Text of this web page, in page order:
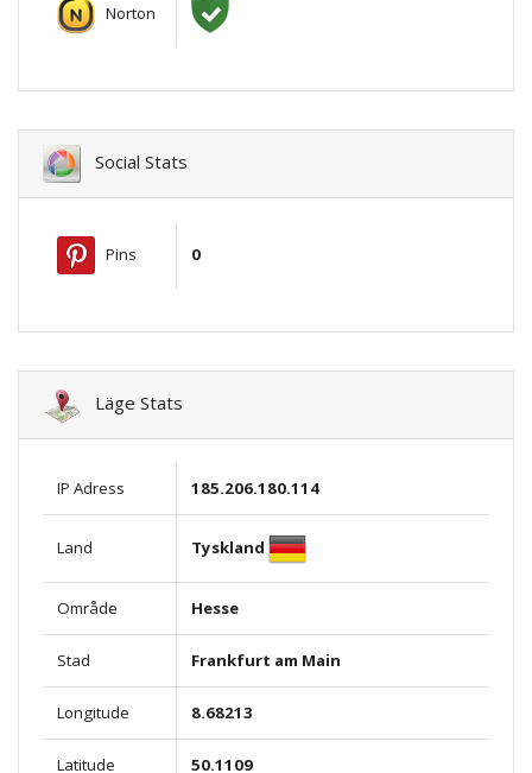
Norton
Social Stats
Pins 0
Läge Stats
IP Adress 185.206.180.114
Land Tyskland
Område Hesse
Stad Frankfurt am Main
Longitude 8.68213
Latitude 50.1109